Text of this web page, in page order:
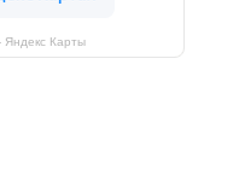
Карты